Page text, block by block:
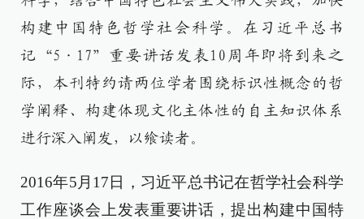
构建中国特色哲学社会科学。在习近平总书
记“5·17”重要讲话发表10周年即将到来之
际，本刊特约请两位学者围绕标识性概念的哲
学阐释、构建体现文化主体性的自主知识体系
进行深入阐发，以飨读者。
2016年5月17日，习近平总书记在哲学社会科学
工作座谈会上发表重要讲话，提出构建中国特